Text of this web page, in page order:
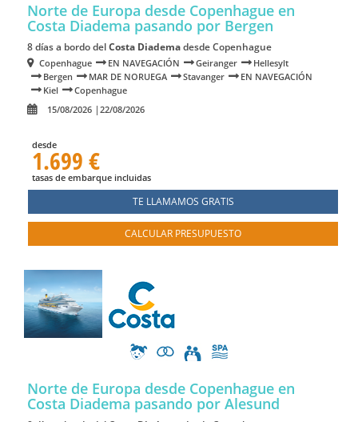
Norte de Europa desde Copenhague en
Costa Diadema pasando por Bergen
8 días a bordo delCosta Diademadesde Copenhague
Copenhague EN NAVEGACIÓN Geiranger
Hellesylt
Bergen
MAR DE NORUEGA Stavanger
EN NAVEGACIÓN
Kiel
Copenhague
15/08/2026
22/08/2026
desde
1.699 €
tasas de embarque incluidas
TE LLAMAMOS GRATIS
CALCULAR PRESUPUESTO
Norte de Europa desde Copenhague en
Costa Diadema pasando por Alesund